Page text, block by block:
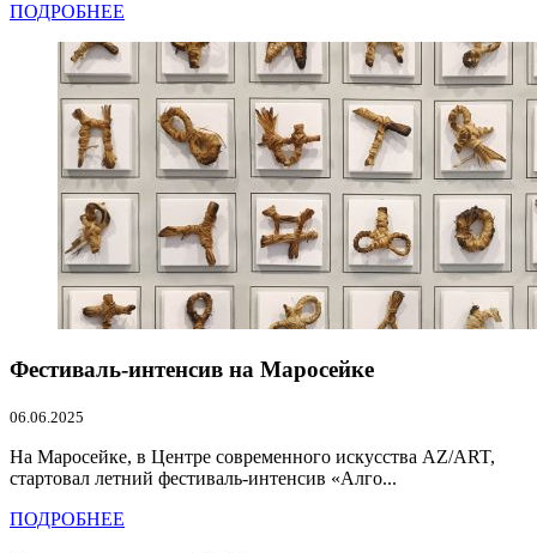
ПОДРОБНЕЕ
Фестиваль-интенсив на Маросейке
06.06.2025
На Маросейке, в Центре современного искусства AZ/ART,
стартовал летний фестиваль-интенсив «Алго...
ПОДРОБНЕЕ